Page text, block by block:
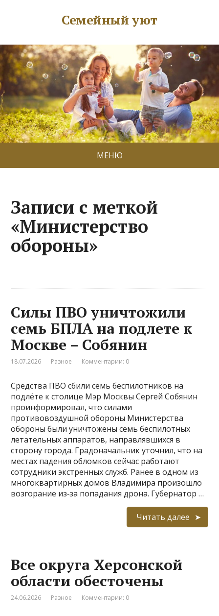
Семейный уют
МЕНЮ
Записи с меткой
«Министерство
обороны»
Силы ПВО уничтожили
семь БПЛА на подлете к
Москве – Собянин
18.07.2026 Разное Комментарии: 0
Средства ПВО сбили семь беспилотников на
подлёте к столице Мэр Москвы Сергей Собянин
проинформировал, что силами
противовоздушной обороны Министерства
обороны были уничтожены семь беспилотных
летательных аппаратов, направлявшихся в
сторону города. Градоначальник уточнил, что на
местах падения обломков сейчас работают
сотрудники экстренных служб. Ранее в одном из
многоквартирных домов Владимира произошло
возгорание из‑за попадания дрона. Губернатор …
Читать далее
Все округа Херсонской
области обесточены
24.06.2026 Разное Комментарии: 0